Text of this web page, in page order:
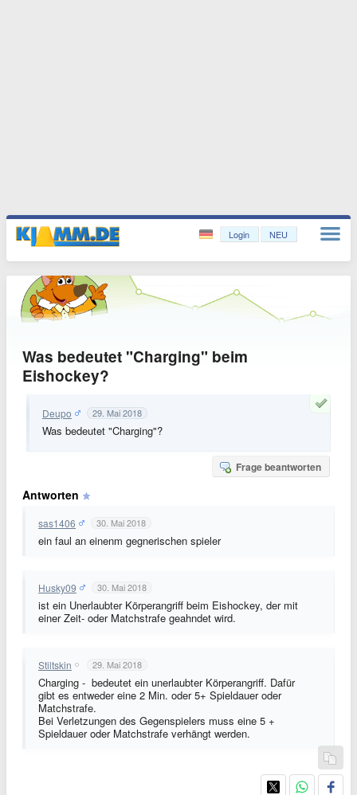
Login NEU
Was bedeutet "Charging" beim
Eishockey?
Deupo 29. Mai 2018
Was bedeutet "Charging"?
Frage beantworten
Antworten
sas1406 30. Mai 2018
ein faul an einenm gegnerischen spieler
Husky09 30. Mai 2018
ist ein Unerlaubter Körperangriff beim Eishockey, der mit
einer Zeit- oder Matchstrafe geahndet wird.
Stiltskin 29. Mai 2018
Charging - bedeutet ein unerlaubter Körperangriff. Dafür
gibt es entweder eine 2 Min. oder 5+ Spieldauer oder
Matchstrafe.
Bei Verletzungen des Gegenspielers muss eine 5 +
Spieldauer oder Matchstrafe verhängt werden.